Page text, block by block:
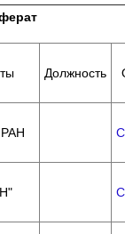
Должность